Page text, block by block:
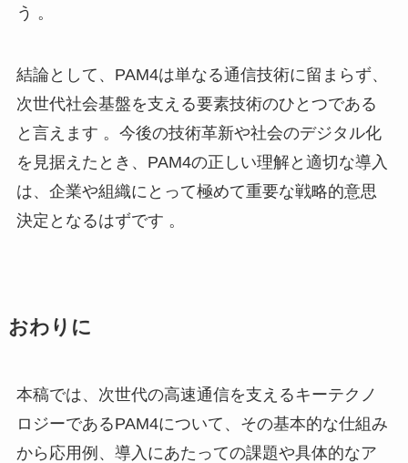
う 。
結論として、PAM4は単なる通信技術に留まらず、
次世代社会基盤を支える要素技術のひとつである
と言えます 。今後の技術革新や社会のデジタル化
を見据えたとき、PAM4の正しい理解と適切な導入
は、企業や組織にとって極めて重要な戦略的意思
決定となるはずです 。
おわりに
本稿では、次世代の高速通信を支えるキーテクノ
ロジーであるPAM4について、その基本的な仕組み
から応用例、導入にあたっての課題や具体的なア